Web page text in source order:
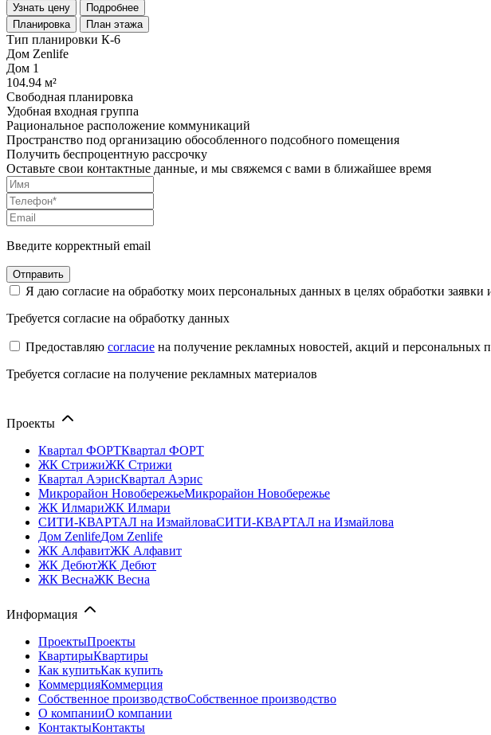
Узнать цену
Подробнее
Планировка
План этажа
Тип планировки К-6
Дом Zenlife
Дом 1
104.94 м²
Свободная планировка
Удобная входная группа
Рациональное расположение коммуникаций
Пространство под организацию обособленного подсобного помещения
Получить беспроцентную рассрочку
Оставьте свои контактные данные, и мы свяжемся с вами в ближайшее время
Введите корректный email
Я даю согласие на обработку моих персональных данных в целях обработки
Требуется согласие на обработку данных
Предоставляю согласие на получение рекламных новостей, акций и персональных
Требуется согласие на получение рекламных материалов
Проекты
Квартал ФОРТКвартал ФОРТ
ЖК СтрижиЖК Стрижи
Квартал АэрисКвартал Аэрис
Микрорайон НовобережьеМикрорайон Новобережье
ЖК ИлмариЖК Илмари
СИТИ-КВАРТАЛ на ИзмайловаСИТИ-КВАРТАЛ на Измайлова
Дом ZenlifeДом Zenlife
ЖК АлфавитЖК Алфавит
ЖК ДебютЖК Дебют
ЖК ВеснаЖК Весна
Информация
ПроектыПроекты
КвартирыКвартиры
Как купитьКак купить
КоммерцияКоммерция
Собственное производствоСобственное производство
О компанииО компании
КонтактыКонтакты